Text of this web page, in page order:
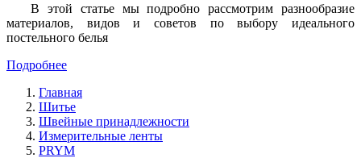
В этой статье мы подробно рассмотрим разнообразие
материалов, видов и советов по выбору идеального
постельного белья
Подробнее
Главная
Шитье
Швейные принадлежности
Измерительные ленты
PRYM